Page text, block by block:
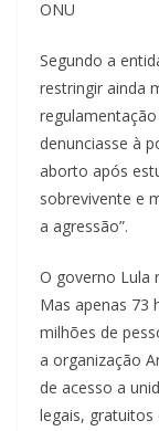
ONU
Segundo a
restringir ainda
denunciasse à
aborto após
sobrevivente e
a agressão”.
O governo Lula
Mas apenas 73
milhões de
a organização
de acesso a
legais, gratuitos